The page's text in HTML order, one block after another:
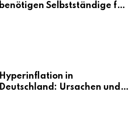
benötigen Selbstständige für
Hyperinflation in
Deutschland: Ursachen und